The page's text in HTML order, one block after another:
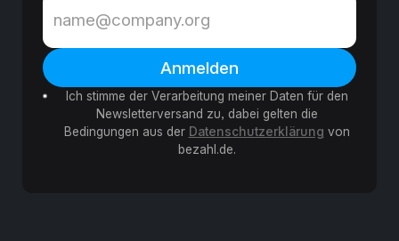
Ich stimme der Verarbeitung meiner Daten für den
Newsletterversand zu, dabei gelten die
Bedingungen aus der Datenschutzerklärung von
bezahl.de.